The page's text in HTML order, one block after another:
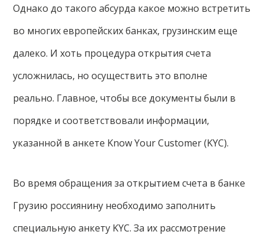
Однако до такого абсурда какое можно встретить
во многих европейских банках, грузинским еще
далеко. И хоть процедура открытия счета
усложнилась, но осуществить это вполне
реально. Главное, чтобы все документы были в
порядке и соответствовали информации,
указанной в анкете Know Your Customer (KYC).
Во время обращения за открытием счета в банке
Грузию россиянину необходимо заполнить
специальную анкету KYC. За их рассмотрение